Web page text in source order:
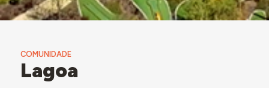
COMUNIDADE
Lagoa